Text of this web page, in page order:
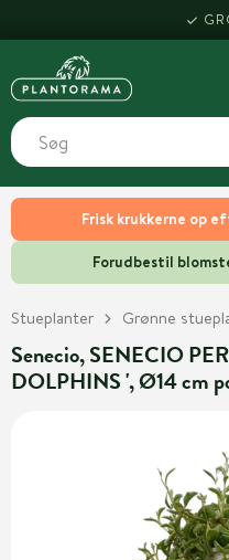
Frisk krukkerne op
Forudbestil
Stueplanter Grønne
Senecio, SENECIO
DOLPHINS ', Ø14 cm